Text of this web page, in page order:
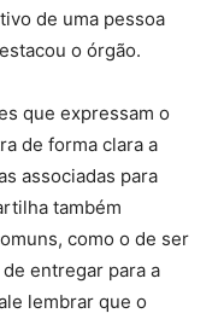
de uma pessoa
o órgão.
que expressam o
de forma clara a
associadas para
também
como o de ser
entregar para a
lembrar que o